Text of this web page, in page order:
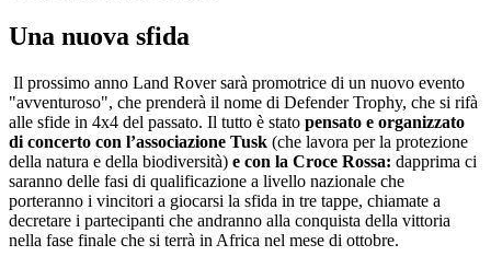
Una nuova sfida
Il prossimo anno Land Rover sarà promotrice di un nuovo evento
"avventuroso", che prenderà il nome di Defender Trophy, che si rifà
alle sfide in 4x4 del passato. Il tutto è stato pensato e organizzato
di concerto con l’associazione Tusk (che lavora per la protezione
della natura e della biodiversità) e con la Croce Rossa: dapprima ci
saranno delle fasi di qualificazione a livello nazionale che
porteranno i vincitori a giocarsi la sfida in tre tappe, chiamate a
decretare i partecipanti che andranno alla conquista della vittoria
nella fase finale che si terrà in Africa nel mese di ottobre.